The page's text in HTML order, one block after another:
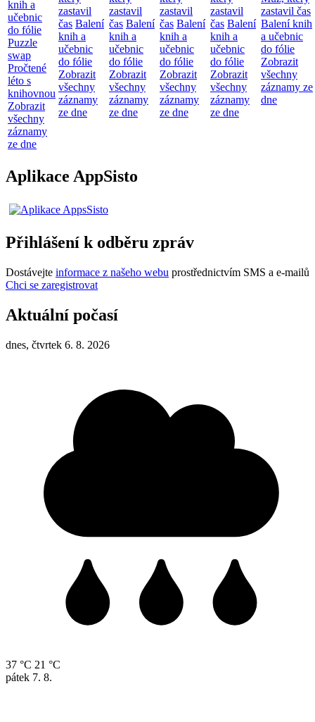
knih a
učebnic
do fólie
Puzzle
swap
Pročtené
léto s
knihovnou
Zobrazit
všechny
záznamy
ze dne
zastavil
čas Balení
knih a
učebnic
do fólie
Zobrazit
všechny
záznamy
ze dne
zastavil
čas Balení
knih a
učebnic
do fólie
Zobrazit
všechny
záznamy
ze dne
zastavil
čas Balení
knih a
učebnic
do fólie
Zobrazit
všechny
záznamy
ze dne
zastavil
čas Balení
knih a
učebnic
do fólie
Zobrazit
všechny
záznamy
ze dne
zastavil čas
Balení knih
a učebnic
do fólie
Zobrazit
všechny
záznamy ze
dne
Aplikace AppSisto
Přihlášení k odběru zpráv
Dostávejte informace z našeho webu prostřednictvím SMS a e-mailů
Chci se zaregistrovat
Aktuální počasí
dnes, čtvrtek 6. 8. 2026
37 °C 21 °C
pátek 7. 8.